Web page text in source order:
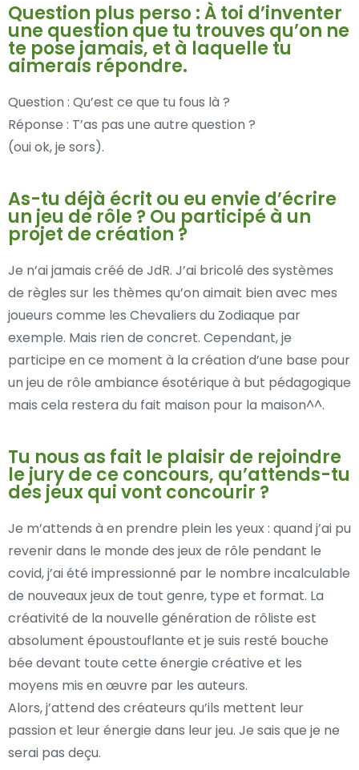
Question plus perso : À toi d’inventer
une question que tu trouves qu’on ne
te pose jamais, et à laquelle tu
aimerais répondre.
Question : Qu’est ce que tu fous là ?
Réponse : T’as pas une autre question ?
(oui ok, je sors).
As-tu déjà écrit ou eu envie d’écrire
un jeu de rôle ? Ou participé à un
projet de création ?
Je n’ai jamais créé de JdR. J’ai bricolé des systèmes
de règles sur les thèmes qu’on aimait bien avec mes
joueurs comme les Chevaliers du Zodiaque par
exemple. Mais rien de concret. Cependant, je
participe en ce moment à la création d’une base pour
un jeu de rôle ambiance ésotérique à but pédagogique
mais cela restera du fait maison pour la maison^^.
Tu nous as fait le plaisir de rejoindre
le jury de ce concours, qu’attends-tu
des jeux qui vont concourir ?
Je m’attends à en prendre plein les yeux : quand j’ai pu
revenir dans le monde des jeux de rôle pendant le
covid, j’ai été impressionné par le nombre incalculable
de nouveaux jeux de tout genre, type et format. La
créativité de la nouvelle génération de rôliste est
absolument époustouflante et je suis resté bouche
bée devant toute cette énergie créative et les
moyens mis en œuvre par les auteurs.
Alors, j’attend des créateurs qu’ils mettent leur
passion et leur énergie dans leur jeu. Je sais que je ne
serai pas deçu.